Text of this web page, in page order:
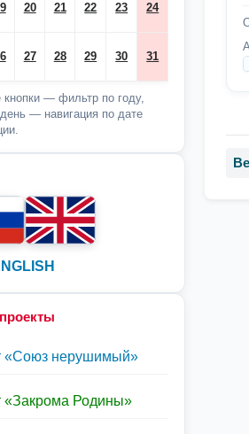
20 21 22 23 24
27 28 29 30 31
кнопки — фильтр по году,
— навигация по дате
«Союз нерушимый»
«Закрома Родины»